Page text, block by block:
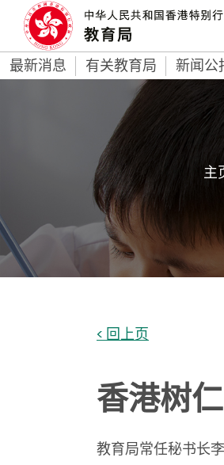
最新消息 有关教育局 新闻公
主
< 回上页
香港树
教育局常任秘书长